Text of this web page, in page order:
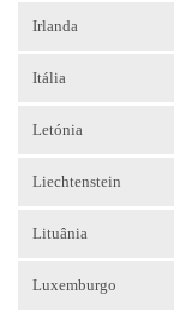
Irlanda
Itália
Letónia
Liechtenstein
Lituânia
Luxemburgo